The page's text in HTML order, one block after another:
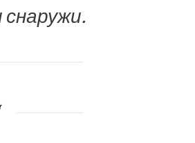
снаружи.